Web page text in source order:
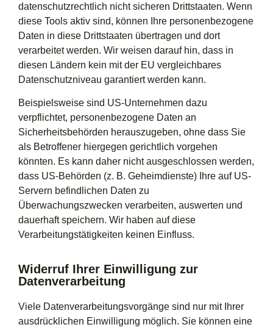
datenschutzrechtlich nicht sicheren Drittstaaten. Wenn
diese Tools aktiv sind, können Ihre personenbezogene
Daten in diese Drittstaaten übertragen und dort
verarbeitet werden. Wir weisen darauf hin, dass in
diesen Ländern kein mit der EU vergleichbares
Datenschutzniveau garantiert werden kann.
Beispielsweise sind US-Unternehmen dazu
verpflichtet, personenbezogene Daten an
Sicherheitsbehörden herauszugeben, ohne dass Sie
als Betroffener hiergegen gerichtlich vorgehen
könnten. Es kann daher nicht ausgeschlossen werden,
dass US-Behörden (z. B. Geheimdienste) Ihre auf US-
Servern befindlichen Daten zu
Überwachungszwecken verarbeiten, auswerten und
dauerhaft speichern. Wir haben auf diese
Verarbeitungstätigkeiten keinen Einfluss.
Widerruf Ihrer Einwilligung zur
Datenverarbeitung
Viele Datenverarbeitungsvorgänge sind nur mit Ihrer
ausdrücklichen Einwilligung möglich. Sie können eine